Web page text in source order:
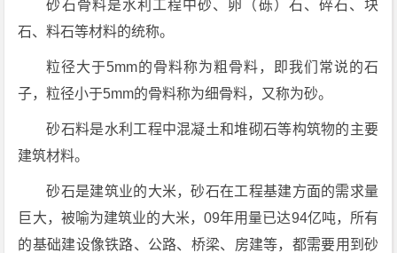
砂石骨料是水利工程中砂、卵（砾）石、碎石、块
石、料石等材料的统称。
粒径大于5mm的骨料称为粗骨料，即我们常说的石
子，粒径小于5mm的骨料称为细骨料，又称为砂。
砂石料是水利工程中混凝土和堆砌石等构筑物的主要
建筑材料。
砂石是建筑业的大米，砂石在工程基建方面的需求量
巨大，被喻为建筑业的大米，09年用量已达94亿吨，所有
的基础建设像铁路、公路、桥梁、房建等，都需要用到砂